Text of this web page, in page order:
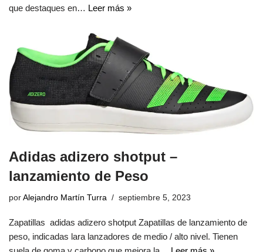
que destaques en… Leer más »
Adidas adizero shotput –
lanzamiento de Peso
por Alejandro Martín Turra septiembre 5, 2023
Zapatillas adidas adizero shotput Zapatillas de lanzamiento de
peso, indicadas lara lanzadores de medio / alto nivel. Tienen